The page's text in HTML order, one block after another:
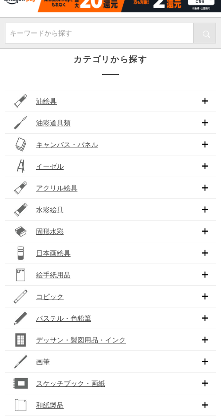
キーワードから探す
カテゴリから探す
油絵具
油彩道具類
キャンバス・パネル
イーゼル
アクリル絵具
水彩絵具
固形水彩
日本画絵具
絵手紙用品
コピック
パステル・色鉛筆
デッサン・製図用品・インク
画筆
スケッチブック・画紙
和紙製品